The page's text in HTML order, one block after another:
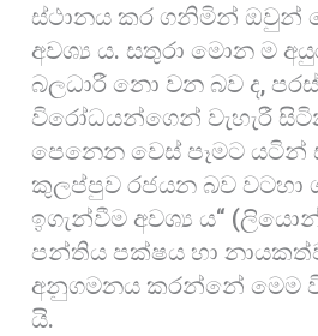
ස්ථානය කර ගනිමින් ඔවුන්
අවශ්‍ය ය. සතුරා මොන ම
බලධාරී නො වන බව ද,
විරෝධයන්ගෙන් වැහැරී
පෙනෙන වෙස් පෑමට යටින්
කුලප්පුව රජයන බව
ඉගැන්වීම අවශ්‍ය ය“
පන්තිය පක්ෂය හා
අනුගමනය කරන්නේ මෙම
යි.